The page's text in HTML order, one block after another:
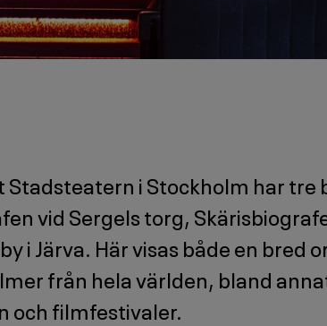
Stadsteatern i Stockholm har tre
vid Sergels torg,
i Järva. Här visas både en bred
från hela världen, bland
och filmfestivaler.